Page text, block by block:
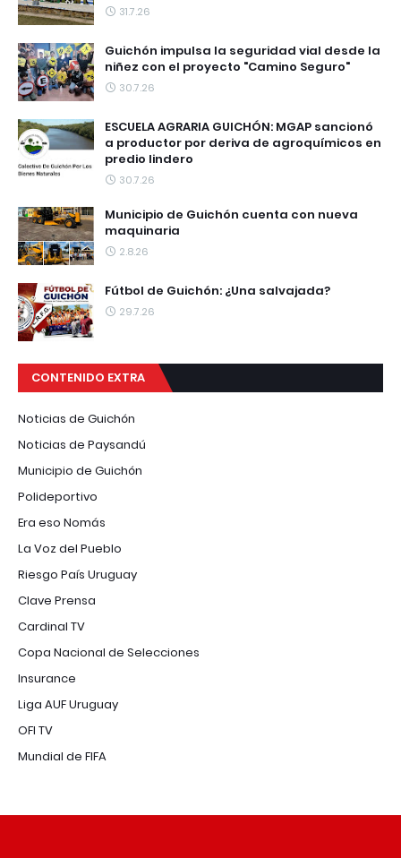
31.7.26
Guichón impulsa la seguridad vial desde la
niñez con el proyecto "Camino Seguro"
30.7.26
ESCUELA AGRARIA GUICHÓN: MGAP sancionó
a productor por deriva de agroquímicos en
predio lindero
30.7.26
Municipio de Guichón cuenta con nueva
maquinaria
2.8.26
Fútbol de Guichón: ¿Una salvajada?
29.7.26
CONTENIDO EXTRA
Noticias de Guichón
Noticias de Paysandú
Municipio de Guichón
Polideportivo
Era eso Nomás
La Voz del Pueblo
Riesgo País Uruguay
Clave Prensa
Cardinal TV
Copa Nacional de Selecciones
Insurance
Liga AUF Uruguay
OFI TV
Mundial de FIFA